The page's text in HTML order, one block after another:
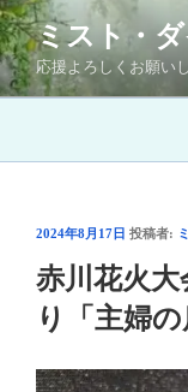
コ
ン
テ
ン
へ
ミスト・
応援よろしくお願い
投
日:
2024年8月17日 投稿者:
赤川花火
り「主婦